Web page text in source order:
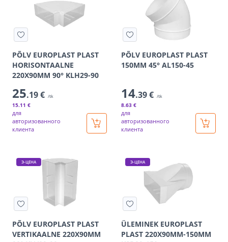
PÕLV EUROPLAST PLAST
HORISONTAALNE
220X90MM 90° KLH29-90
25.19 € /tk
15.11 €
для
авторизованного
клиента
PÕLV EUROPLAST PLAST
150MM 45° AL150-45
14.39 € /tk
8.63 €
для
авторизованного
клиента
Э-ЦЕНА
PÕLV EUROPLAST PLAST
VERTIKAALNE 220X90MM
Э-ЦЕНА
ÜLEMINEK EUROPLAST
PLAST 220X90MM-150MM